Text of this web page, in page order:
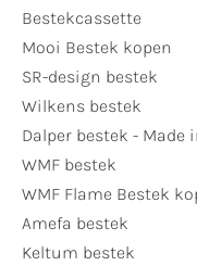
Bestekcassette
Mooi Bestek kopen
SR-design bestek
Wilkens bestek
Dalper bestek - Made
WMF bestek
WMF Flame Bestek
Amefa bestek
Keltum bestek